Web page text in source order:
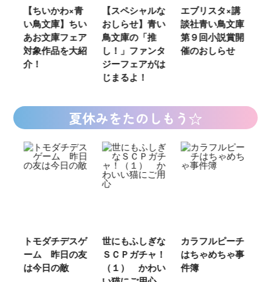
【ちいかわ×青
い鳥文庫】ちい
あお文庫フェア
対象作品を大紹
介！
【スペシャルな
おしらせ】青い
鳥文庫の「推
し！」ファンタ
ジーフェアがは
じまるよ！
エブリスタ×講
談社青い鳥文庫
第９回小説賞開
催のおしらせ
夏休みをたのしもう☆
トモダチデスゲ
ーム 昨日の友
は今日の敵
世にもふしぎな
ＳＣＰガチャ！
（１） かわい
カラフルピーチ
はちゃめちゃ事
件簿